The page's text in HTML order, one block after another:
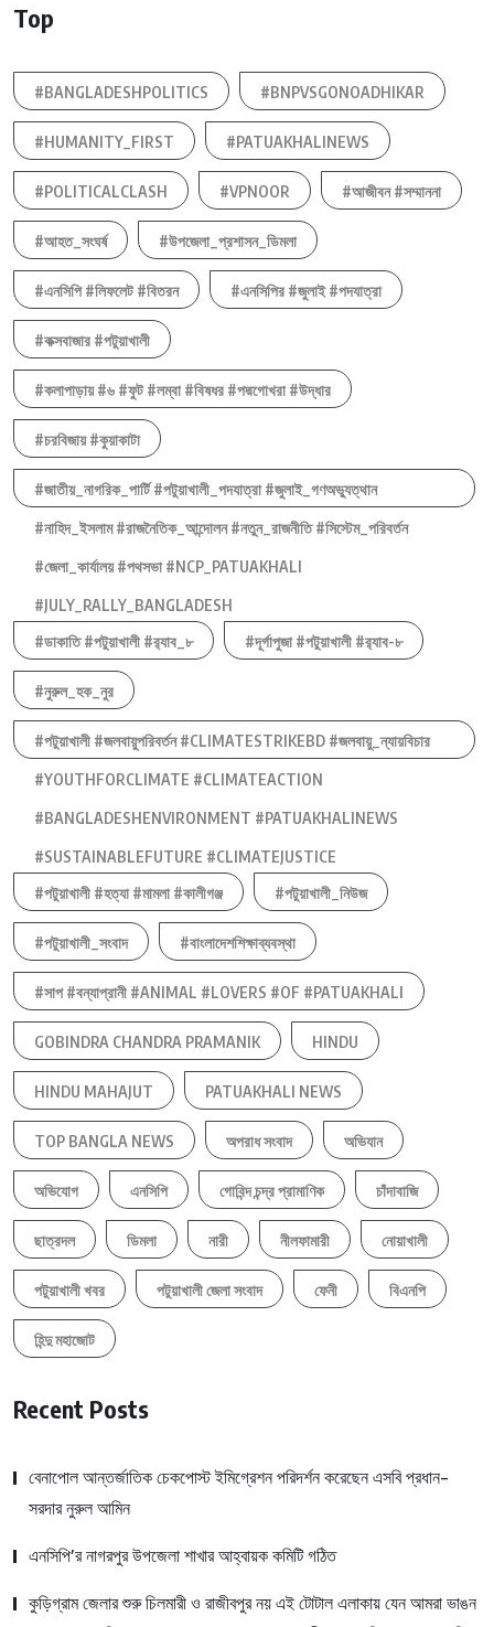
Top
#BANGLADESHPOLITICS #BNPVSGONOADHIKAR
#HUMANITY_FIRST #PATUAKHALINEWS
#POLITICALCLASH #VPNOOR #আজীবন #সম্মাননা
#আহত_সংঘর্ষ #উপজেলা_প্রশাসন_ডিমলা
#এনসিপি #লিফলেট #বিতরন #এনসিপির #জুলাই #পদযাত্রা
#কক্সবাজার #পটুয়াখালী
#কলাপাড়ায় #৬ #ফুট #লম্বা #বিষধর #পদ্মগোখরা #উদ্ধার
#চরবিজায় #কুয়াকাটা
#জাতীয়_নাগরিক_পার্টি #পটুয়াখালী_পদযাত্রা #জুলাই_গণঅভ্যুত্থান
#নাহিদ_ইসলাম #রাজনৈতিক_আন্দোলন #নতুন_রাজনীতি #সিস্টেম_পরিবর্তন
#জেলা_কার্যালয় #পথসভা #NCP_PATUAKHALI
#JULY_RALLY_BANGLADESH
#ডাকাতি #পটুয়াখালী #র‍্যাব_৮
#দূর্গাপুজা #পটুয়াখালী #র‍্যাব-৮
#নুরুল_হক_নুর
#পটুয়াখালী #জলবায়ুপরিবর্তন #CLIMATESTRIKEBD #জলবায়ু_ন্যায়বিচার
#YOUTHFORCLIMATE #CLIMATEACTION
#BANGLADESHENVIRONMENT #PATUAKHALINEWS
#SUSTAINABLEFUTURE #CLIMATEJUSTICE
#পটুয়াখালী #হত্যা #মামলা #কালীগঞ্জ
#পটুয়াখালী_নিউজ
#পটুয়াখালী_সংবাদ #বাংলাদেশশিক্ষাব্যবস্থা
#সাপ #বন্যাপ্রানী #ANIMAL #LOVERS #OF #PATUAKHALI
GOBINDRA CHANDRA PRAMANIK HINDU
HINDU MAHAJUT PATUAKHALI NEWS
TOP BANGLA NEWS অপরাধ সংবাদ অভিযান
অভিযোগ এনসিপি গোবিন্দ চন্দ্র প্রামাণিক চাঁদাবাজি
ছাত্রদল ডিমলা নারী নীলফামারী নোয়াখালী
পটুয়াখালী খবর পটুয়াখালী জেলা সংবাদ ফেনী বিএনপি
হিন্দু মহাজোট
Recent Posts
বেনাপোল আন্তর্জাতিক চেকপোস্ট ইমিগ্রেশন পরিদর্শন করেছেন এসবি প্রধান-
সরদার নুরুল আমিন
এনসিপি’র নাগরপুর উপজেলা শাখার আহ্বায়ক কমিটি গঠিত
কুড়িগ্রাম জেলার শুরু চিলমারী ও রাজীবপুর নয় এই টোটাল এলাকায় যেন আমরা ভাঙন